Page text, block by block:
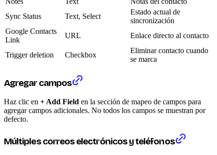
Sync Status
Text, Select
Estado actual de
sincronización
Google Contacts
Link
URL Enlace directo al contacto
Trigger deletion Checkbox
Eliminar contacto cuando
se marca
Agregar campos
Haz clic en + Add Field en la sección de mapeo de campos para
agregar campos adicionales. No todos los campos se muestran por
defecto.
Múltiples correos electrónicos y teléfonos